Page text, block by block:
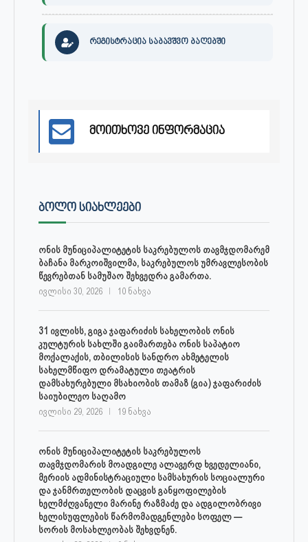
რეგისტრაცია საბავშვო ბაღებში
მოითხოვე ინფორმაცია
ᲑᲝᲚᲝ ᲡᲘᲐᲮᲚᲔᲔᲑᲘ
ონის მუნიციპალიტეტის საკრებულოს თავმჯდომარემ
ბაჩანა მარკოიშვილმა, საკრებულოს უმრავლესობის
წევრებთან სამუშაო შეხვედრა გამართა.
ივლისი 30, 2026 10 ნახვა
31 ივლისს, გიგა ჯაფარიძის სახელობის ონის
კულტურის სახლში გაიმართება ონის საპატიო
მოქალაქის, თბილისის სანდრო ახმეტელის
სახელმწიფო დრამატული თეატრის
დამსახურებული მსახიობის თამაზ (გია) ჯაფარიძის
საიუბილეო საღამო
ივლისი 29, 2026 19 ნახვა
ონის მუნიციპალიტეტის საკრებულოს
თავმჯდომარის მოადგილე ალავერდ ხვედელიანი,
მერიის ადმინისტრაციული სამსახურის სოციალური
და ჯანმრთელობის დაცვის განყოფილების
ხელმძღვანელი მარინე რაზმაძე და ადგილობრივი
ხელისუფლების წარმომადგენლები სოფელ —
სორის მოსახლეობას შეხვდნენ.